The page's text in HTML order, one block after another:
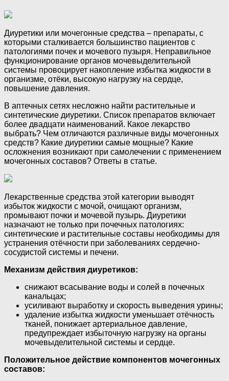
Диуретики или мочегонные средства – препараты, с
которыми сталкивается большинство пациентов с
патологиями почек и мочевого пузыря. Неправильное
функционирование органов мочевыделительной
системы провоцирует накопление избытка жидкости в
организме, отёки, высокую нагрузку на сердце,
повышение давления.
В аптечных сетях несложно найти растительные и
синтетические диуретики. Список препаратов включает
более двадцати наименований. Какое лекарство
выбрать? Чем отличаются различные виды мочегонных
средств? Какие диуретики самые мощные? Какие
осложнения возникают при самолечении с применением
мочегонных составов? Ответы в статье.
Лекарственные средства этой категории выводят
избыток жидкости с мочой, очищают организм,
промывают почки и мочевой пузырь. Диуретики
назначают не только при почечных патологиях:
синтетические и растительные составы необходимы для
устранения отёчности при заболеваниях сердечно-
сосудистой системы и печени.
Механизм действия диуретиков:
снижают всасывание воды и солей в почечных
канальцах;
усиливают выработку и скорость выведения урины;
удаление избытка жидкости уменьшает отёчность
тканей, понижает артериальное давление,
предупреждает избыточную нагрузку на органы
мочевыделительной системы и сердце.
Положительное действие компонентов мочегонных
составов: